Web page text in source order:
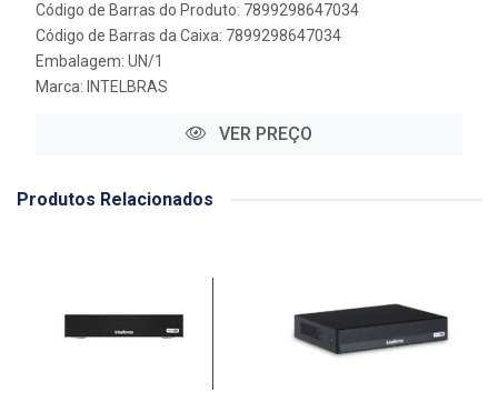
Código de Barras do Produto: 7899298647034
Código de Barras da Caixa: 7899298647034
Embalagem: UN/1
Marca: INTELBRAS
VER PREÇO
Produtos Relacionados